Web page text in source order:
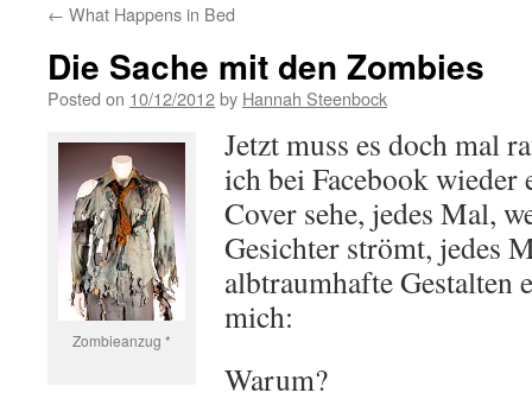
← What Happens in Bed
Die Sache mit den Zombies
Posted on 10/12/2012by Hannah Steenbock
Zombieanzug *
Jetzt muss es doch mal
ich bei Facebook wieder
Cover sehe, jedes Mal,
Gesichter strömt, jedes
albtraumhafte Gestalten
mich:
Warum?